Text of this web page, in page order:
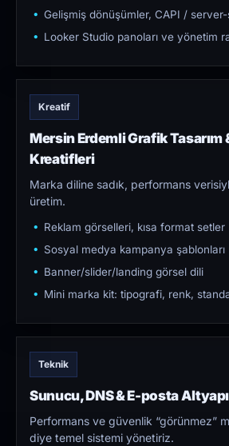
Gelişmiş dönüşümler, CAPI /
Looker Studio panoları ve yönetim
Kreatif
Mersin Erdemli Grafik Tasarım
Kreatifleri
Marka diline sadık, performans
üretim.
Reklam görselleri, kısa format setler
Sosyal medya kampanya şablonları
Banner/slider/landing görsel dili
Mini marka kit: tipografi, renk,
Teknik
Sunucu, DNS & E-posta
Performans ve güvenlik “görünmez”
diye temel sistemi yönetiriz.